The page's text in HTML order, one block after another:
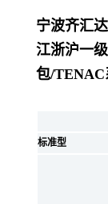
宁波齐汇
江浙沪一
包/TENAC
标准型